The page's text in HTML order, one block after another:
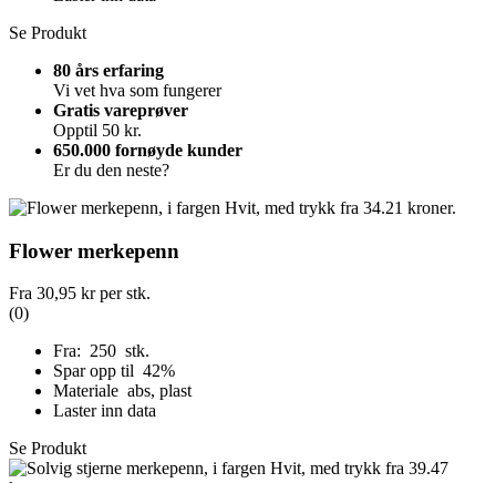
Se Produkt
80 års erfaring
Vi vet hva som fungerer
Gratis vareprøver
Opptil 50 kr.
650.000 fornøyde kunder
Er du den neste?
Flower merkepenn
Fra 30,95 krper stk.
(0)
Fra: 250 stk.
Spar opp til 42%
Materiale abs, plast
Laster inn data
Se Produkt